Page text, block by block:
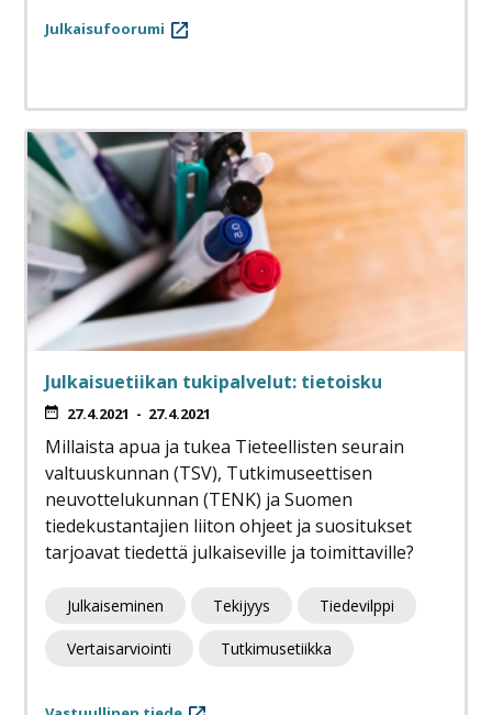
Julkaisufoorumi
Julkaisuetiikan tukipalvelut: tietoisku
27.4.2021 - 27.4.2021
Millaista apua ja tukea Tieteellisten seurain
valtuuskunnan (TSV), Tutkimuseettisen
neuvottelukunnan (TENK) ja Suomen
tiedekustantajien liiton ohjeet ja suositukset
tarjoavat tiedettä julkaiseville ja toimittaville?
Julkaiseminen Tekijyys Tiedevilppi
Vertaisarviointi Tutkimusetiikka